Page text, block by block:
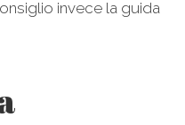
invece la guida